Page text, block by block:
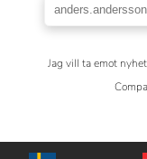
Jag vill ta emot